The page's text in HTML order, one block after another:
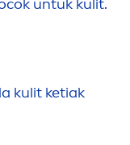
untuk kulit.
kulit ketiak